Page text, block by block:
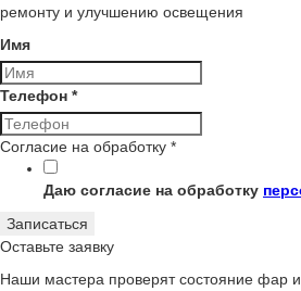
ремонту и улучшению освещения
Имя
Телефон *
Согласие на обработку *
Даю согласие на обработку
Записаться
Оставьте заявку
Наши мастера проверят состояние фар